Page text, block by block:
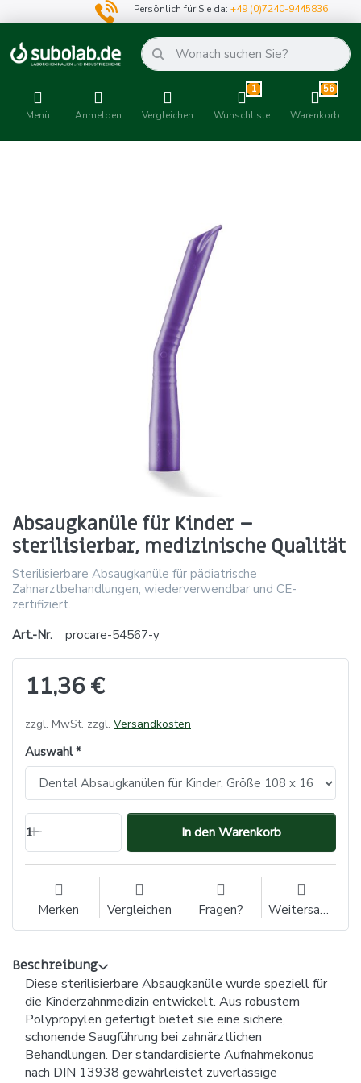
Persönlich für Sie da:+49 (0)7240-9445836
Menü Anmelden Vergleichen
1
Wunschliste
56
Warenkorb
Absaugkanüle für Kinder –
sterilisierbar, medizinische Qualität
Sterilisierbare Absaugkanüle für pädiatrische
Zahnarztbehandlungen, wiederverwendbar und CE-
zertifiziert.
Art.-Nr.
procare-54567-y
11,36 €
zzgl. MwSt. zzgl. Versandkosten
Auswahl
1 In den Warenkorb
Merken Vergleichen Fragen? Weitersagen
Beschreibung
Diese sterilisierbare Absaugkanüle wurde speziell für
die Kinderzahnmedizin entwickelt. Aus robustem
Polypropylen gefertigt bietet sie eine sichere,
schonende Saugführung bei zahnärztlichen
Behandlungen. Der standardisierte Aufnahmekonus
nach DIN 13938 gewährleistet zuverlässige